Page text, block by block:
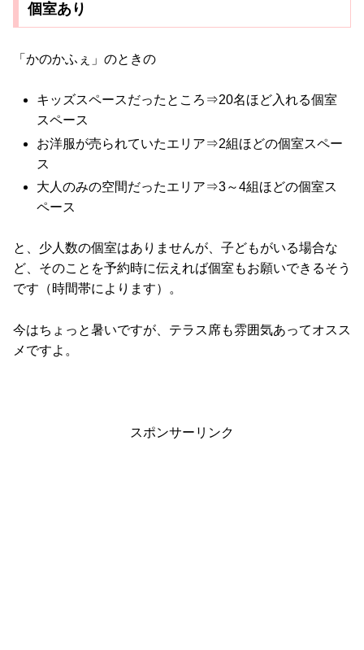
個室あり
「かのかふぇ」のときの
キッズスペースだったところ⇒20名ほど入れる個室
スペース
お洋服が売られていたエリア⇒2組ほどの個室スペー
ス
大人のみの空間だったエリア⇒3～4組ほどの個室ス
ペース
と、少人数の個室はありませんが、子どもがいる場合な
ど、そのことを予約時に伝えれば個室もお願いできるそう
です（時間帯によります）。
今はちょっと暑いですが、テラス席も雰囲気あってオスス
メですよ。
スポンサーリンク